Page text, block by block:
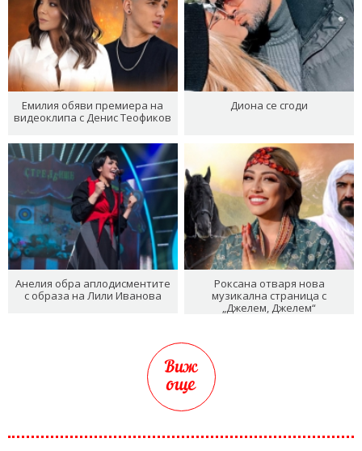
Емилия обяви премиера на
видеоклипа с Денис Теофиков
Диона се сгоди
Анелия обра аплодисментите
с образа на Лили Иванова
Роксана отваря нова
музикална страница с
„Джелем, Джелем“
Виж
още